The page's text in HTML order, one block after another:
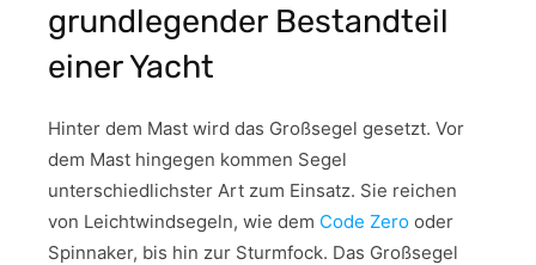
grundlegender Bestandteil
einer Yacht
Hinter dem Mast wird das Großsegel gesetzt. Vor
dem Mast hingegen kommen Segel
unterschiedlichster Art zum Einsatz. Sie reichen
von Leichtwindsegeln, wie dem Code Zero oder
Spinnaker, bis hin zur Sturmfock. Das Großsegel